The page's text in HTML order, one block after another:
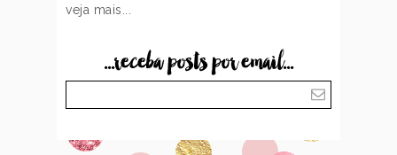
veja mais...
...receba posts por email...